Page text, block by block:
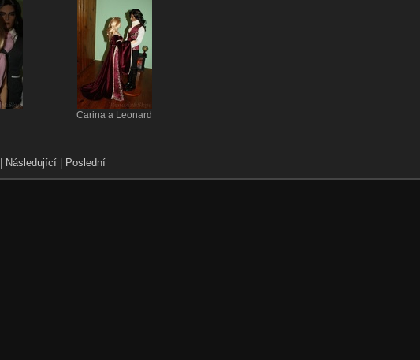
Carina a Leonard
Následující Poslední